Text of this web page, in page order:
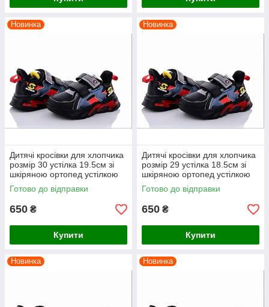
Новинка
Дитячі кросівки для хлопчика
розмір 30 устілка 19.5см зі
шкіряною ортопед устілкою
ВВТ чорні
Готово до відправки
650 ₴
Купити
Новинка
Дитячі кросівки для хлопчика
розмір 29 устілка 18.5см зі
шкіряною ортопед устілкою
ВВТ чорні
Готово до відправки
650 ₴
Купити
Новинка Новинка